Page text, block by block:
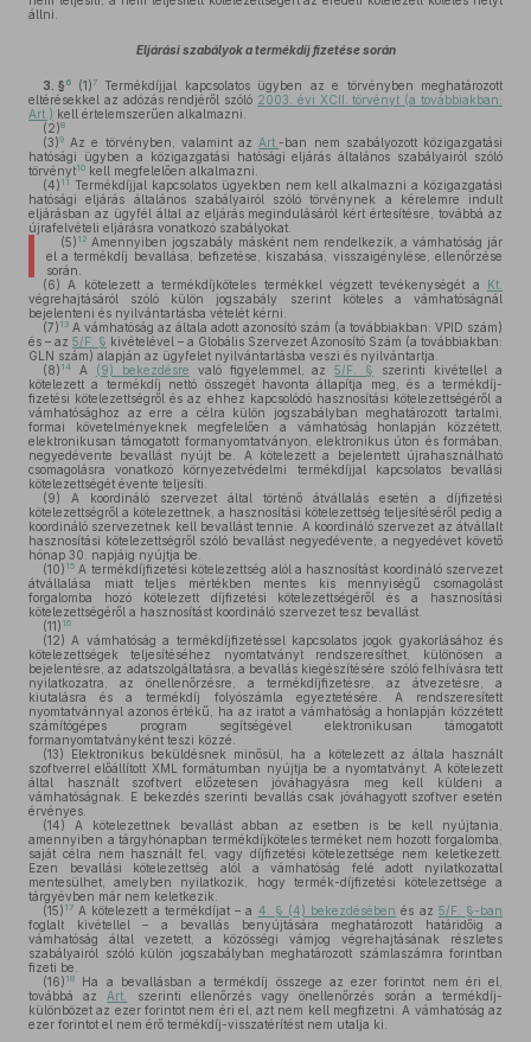
állni.
Eljárási szabályok a termékdíj fizetése során
3. § 6 (1)7Termékdíjjal kapcsolatos ügyben az e törvényben meghatározott
eltérésekkel az adózás rendjéről szóló 2003. évi XCII. törvényt (a továbbiakban:
Art.) kell értelemszerűen alkalmazni.
(2)8
(3)9 Az e törvényben, valamint az Art.-ban nem szabályozott közigazgatási
hatósági ügyben a közigazgatási hatósági eljárás általános szabályairól szóló
törvényt10 kell megfelelően alkalmazni.
(4) 11
Termékdíjjal kapcsolatos ügyekben nem kell alkalmazni a közigazgatási
hatósági eljárás általános szabályairól szóló törvénynek a kérelemre indult
eljárásban az ügyfél által az eljárás megindulásáról kért értesítésre, továbbá az
újrafelvételi eljárásra vonatkozó szabályokat.
(5) 12 Amennyiben jogszabály másként nem rendelkezik, a vámhatóság jár
el a termékdíj bevallása, befizetése, kiszabása, visszaigénylése, ellenőrzése
során.
(6) A kötelezett a termékdíjköteles termékkel végzett tevékenységét a Kt.
végrehajtásáról szóló külön jogszabály szerint köteles a vámhatóságnál
bejelenteni és nyilvántartásba vételét kérni.
(7) 13 A vámhatóság az általa adott azonosító szám (a továbbiakban: VPID szám)
és – az 5/F. § kivételével – a Globális Szervezet Azonosító Szám (a továbbiakban:
GLN szám) alapján az ügyfelet nyilvántartásba veszi és nyilvántartja.
(8) 14 A (9) bekezdésre való figyelemmel, az5/F. §
szerinti kivétellel a
kötelezett a termékdíj nettó összegét havonta állapítja meg, és a termékdíj-
fizetési kötelezettségről és az ehhez kapcsolódó hasznosítási kötelezettségéről a
vámhatósághoz az erre a célra külön jogszabályban meghatározott tartalmi,
formai követelményeknek megfelelően a vámhatóság honlapján közzétett,
elektronikusan támogatott formanyomtatványon, elektronikus úton és formában,
negyedévente bevallást nyújt be. A kötelezett a bejelentett újrahasználható
csomagolásra vonatkozó környezetvédelmi termékdíjjal kapcsolatos bevallási
kötelezettségét évente teljesíti.
(9) A koordináló szervezet által történő átvállalás esetén a díjfizetési
kötelezettségről a kötelezettnek, a hasznosítási kötelezettség teljesítéséről pedig a
koordináló szervezetnek kell bevallást tennie. A koordináló szervezet az átvállalt
hasznosítási kötelezettségről szóló bevallást negyedévente, a negyedévet követő
hónap 30. napjáig nyújtja be.
(10) 15 A termékdíjfizetési kötelezettség alól a hasznosítást koordináló szervezet
átvállalása miatt teljes mértékben mentes kis mennyiségű csomagolást
forgalomba hozó kötelezett díjfizetési kötelezettségéről és a hasznosítási
kötelezettségéről a hasznosítást koordináló szervezet tesz bevallást.
(11) 16
(12) A vámhatóság a termékdíjfizetéssel kapcsolatos jogok gyakorlásához és
kötelezettségek teljesítéséhez nyomtatványt rendszeresíthet, különösen a
bejelentésre, az adatszolgáltatásra, a bevallás kiegészítésére szóló felhívásra tett
nyilatkozatra, az önellenőrzésre, a termékdíjfizetésre, az átvezetésre, a
kiutalásra és a termékdíj folyószámla egyeztetésére. A rendszeresített
nyomtatvánnyal azonos értékű, ha az iratot a vámhatóság a honlapján közzétett
számítógépes program segítségével elektronikusan támogatott
formanyomtatványként teszi közzé.
(13) Elektronikus beküldésnek minősül, ha a kötelezett az általa használt
szoftverrel előállított XML formátumban nyújtja be a nyomtatványt. A kötelezett
által használt szoftvert előzetesen jóváhagyásra meg kell küldeni a
vámhatóságnak. E bekezdés szerinti bevallás csak jóváhagyott szoftver esetén
érvényes.
(14) A kötelezettnek bevallást abban az esetben is be kell nyújtania,
amennyiben a tárgyhónapban termékdíjköteles terméket nem hozott forgalomba,
saját célra nem használt fel, vagy díjfizetési kötelezettsége nem keletkezett.
Ezen bevallási kötelezettség alól a vámhatóság felé adott nyilatkozattal
mentesülhet, amelyben nyilatkozik, hogy termék-díjfizetési kötelezettsége a
tárgyévben már nem keletkezik.
(15) 17 A kötelezett a termékdíjat – a 4. § (4) bekezdésében és az 5/F. §-ban
foglalt kivétellel – a bevallás benyújtására meghatározott határidőig a
vámhatóság által vezetett, a közösségi vámjog végrehajtásának részletes
szabályairól szóló külön jogszabályban meghatározott számlaszámra forintban
fizeti be.
(16) 18
Ha a bevallásban a termékdíj összege az ezer forintot nem éri el,
továbbá az Art.
szerinti ellenőrzés vagy önellenőrzés során a termékdíj-
különbözet az ezer forintot nem éri el, azt nem kell megfizetni. A vámhatóság az
ezer forintot el nem érő termékdíj-visszatérítést nem utalja ki.